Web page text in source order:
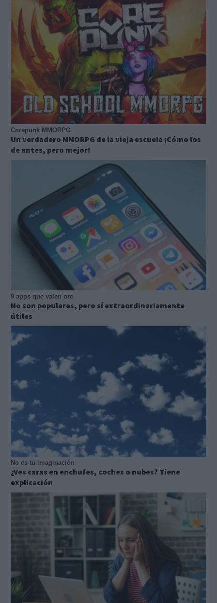
Corepunk MMORPG
Un verdadero MMORPG de la vieja escuela ¡Cómo los
de antes, pero mejor!
9 apps que valen oro
No son populares, pero sí extraordinariamente
útiles
No es tu imaginación
¿Ves caras en enchufes, coches o nubes? Tiene
explicación